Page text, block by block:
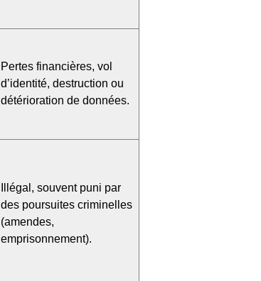
Pertes financières, vol
d’identité, destruction ou
détérioration de données.
Illégal, souvent puni par
des poursuites criminelles
(amendes,
emprisonnement).